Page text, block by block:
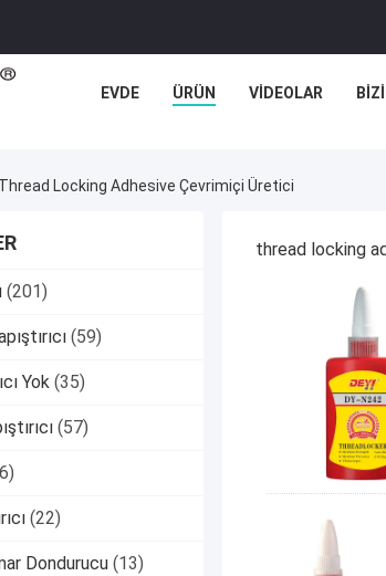
EVDE ÜRÜN VIDEOLAR
Thread Locking Adhesive Çevrimiçi Üretici
(201)
(59)
Yok (35)
(57)
(22)
Dondurucu (13)
thread locking